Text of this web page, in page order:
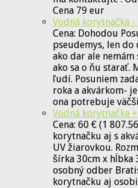
Cena 79 eur
Vodná korytnačka -
Cena: Dohodou
pseudemys, len
ako dar ale
ako sa o ňu starať.
ľudí. Posuniem
roka a akvárkom-
ona potrebuje
Vodná korytnačka
Cena: 60 € (1
korytnačku aj s
UV žiarovkou.
šírka 30cm x hĺbka
osobný odber
korytnačku aj